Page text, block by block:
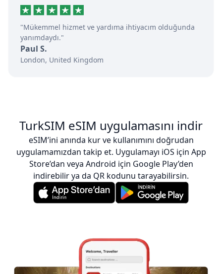
"Mükemmel hizmet ve yardıma ihtiyacım olduğunda
yanımdaydı."
Paul S.
London, United Kingdom
TurkSIM eSIM uygulamasını indir
eSIM’ini anında kur ve kullanımını doğrudan
uygulamamızdan takip et. Uygulamayı iOS için App
Store’dan veya Android için Google Play’den
indirebilir ya da QR kodunu tarayabilirsin.